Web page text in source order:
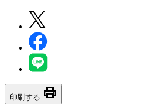
印刷する print